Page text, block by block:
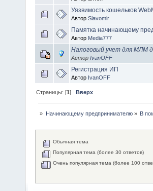
Уязвимость кошельков
Автор Slavomir
Памятка начинающему
Автор Media777
Налоговый учет для МЛМ
Автор IvanOFF
Регистрация ИП
Автор IvanOFF
Страницы: [1]Вверх
» Начинающему предпринимателю» В
Обычная тема
Популярная тема (более 30 ответов)
Очень популярная тема (более 100